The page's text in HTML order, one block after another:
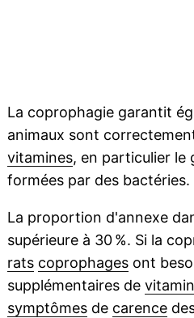
La coprophagie garantit
animaux sont
vitamines, en particulier le
formées par des bactéries.
La proportion d'annexe
supérieure à 30 %. Si la
rats coprophagesont
supplémentaires de
symptômesde carence